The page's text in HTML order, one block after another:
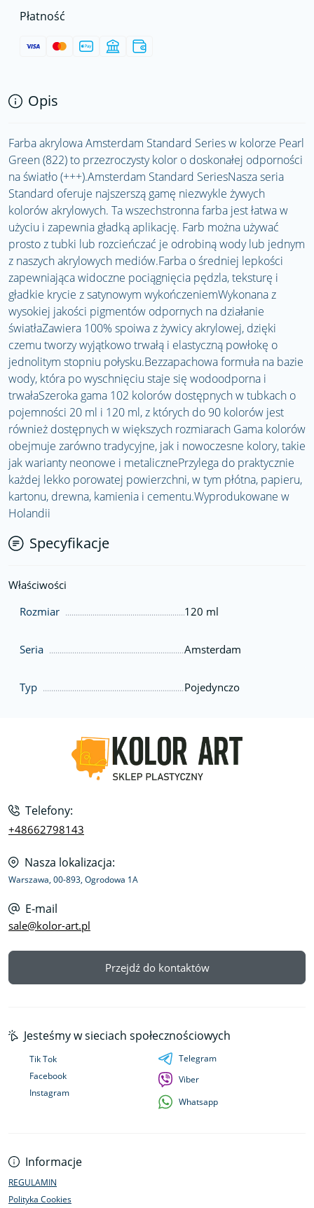
Płatność
Opis
Farba akrylowa Amsterdam Standard Series w kolorze Pearl
Green (822) to przezroczysty kolor o doskonałej odporności
na światło (+++).Amsterdam Standard SeriesNasza seria
Standard oferuje najszerszą gamę niezwykle żywych
kolorów akrylowych. Ta wszechstronna farba jest łatwa w
użyciu i zapewnia gładką aplikację. Farb można używać
prosto z tubki lub rozcieńczać je odrobiną wody lub jednym
z naszych akrylowych mediów.Farba o średniej lepkości
zapewniająca widoczne pociągnięcia pędzla, teksturę i
gładkie krycie z satynowym wykończeniemWykonana z
wysokiej jakości pigmentów odpornych na działanie
światłaZawiera 100% spoiwa z żywicy akrylowej, dzięki
czemu tworzy wyjątkowo trwałą i elastyczną powłokę o
jednolitym stopniu połysku.Bezzapachowa formuła na bazie
wody, która po wyschnięciu staje się wodoodporna i
trwałaSzeroka gama 102 kolorów dostępnych w tubkach o
pojemności 20 ml i 120 ml, z których do 90 kolorów jest
również dostępnych w większych rozmiarach Gama kolorów
obejmuje zarówno tradycyjne, jak i nowoczesne kolory, takie
jak warianty neonowe i metalicznePrzylega do praktycznie
każdej lekko porowatej powierzchni, w tym płótna, papieru,
kartonu, drewna, kamienia i cementu.Wyprodukowane w
Holandii
Specyfikacje
Właściwości
Rozmiar
120 ml
Seria Amsterdam
Typ Pojedynczo
Telefony:
+48662798143
Nasza lokalizacja:
Warszawa, 00-893, Ogrodowa 1A
E-mail
sale@kolor-art.pl
Przejdź do kontaktów
Informacje
REGULAMIN
Polityka Cookies
Jesteśmy w sieciach społecznościowych
Tik Tok
Facebook
Instagram
Telegram
Viber
Whatsapp